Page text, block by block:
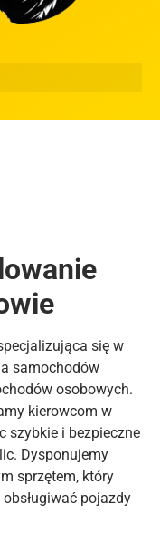
się w
samochodów
osobowych.
kierowcom w
szybkie i bezpieczne
Dysponujemy
sprzętem, który
pojazdy